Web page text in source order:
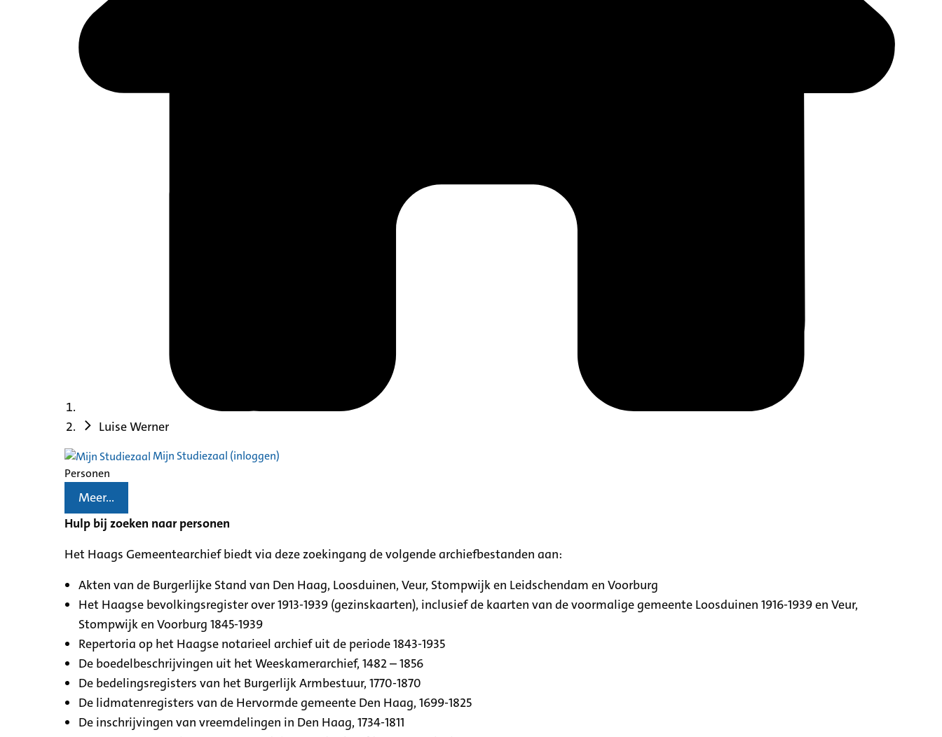
Luise Werner
Mijn Studiezaal (inloggen)
Personen
Meer...
Hulp bij zoeken naar personen
Het Haags Gemeentearchief biedt via deze zoekingang de volgende archiefbestanden aan:
Akten van de Burgerlijke Stand van Den Haag, Loosduinen, Veur, Stompwijk en Leidschendam en Voorburg
Het Haagse bevolkingsregister over 1913-1939 (gezinskaarten), inclusief de kaarten van de voormalige gemeente Loosduinen 1916-1939 en Veur,
Stompwijk en Voorburg 1845-1939
Repertoria op het Haagse notarieel archief uit de periode 1843-1935
De boedelbeschrijvingen uit het Weeskamerarchief, 1482 – 1856
De bedelingsregisters van het Burgerlijk Armbestuur, 1770-1870
De lidmatenregisters van de Hervormde gemeente Den Haag, 1699-1825
De inschrijvingen van vreemdelingen in Den Haag, 1734-1811